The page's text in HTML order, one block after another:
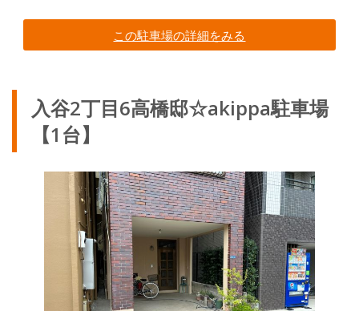
この駐車場の詳細をみる
入谷2丁目6高橋邸☆akippa駐車場
【1台】